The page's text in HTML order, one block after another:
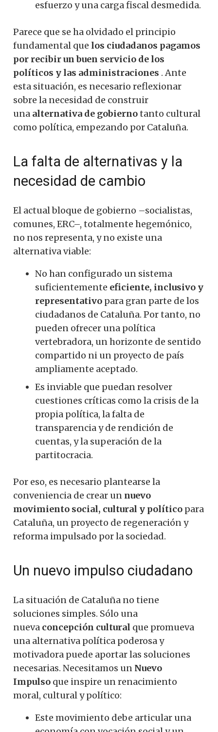
esfuerzo y una carga fiscal desmedida.
Parece que se ha olvidado el principio
fundamental que los ciudadanos pagamos
por recibir un buen servicio de los
políticos y las administraciones . Ante
esta situación, es necesario reflexionar
sobre la necesidad de construir
una alternativa de gobiernotanto cultural
como política, empezando por Cataluña.
La falta de alternativas y la
necesidad de cambio
El actual bloque de gobierno –socialistas,
comunes, ERC–, totalmente hegemónico,
no nos representa, y no existe una
alternativa viable:
No han configurado un sistema
suficientemente eficiente, inclusivo y
representativo para gran parte de los
ciudadanos de Cataluña. Por tanto, no
pueden ofrecer una política
vertebradora, un horizonte de sentido
compartido ni un proyecto de país
ampliamente aceptado.
Es inviable que puedan resolver
cuestiones críticas como la crisis de la
propia política, la falta de
transparencia y de rendición de
cuentas, y la superación de la
partitocracia.
Por eso, es necesario plantearse la
conveniencia de crear un nuevo
movimiento social, cultural y político para
Cataluña, un proyecto de regeneración y
reforma impulsado por la sociedad.
Un nuevo impulso ciudadano
La situación de Cataluña no tiene
soluciones simples. Sólo una
nueva concepción cultural que promueva
una alternativa política poderosa y
motivadora puede aportar las soluciones
necesarias. Necesitamos un Nuevo
Impulso que inspire un renacimiento
moral, cultural y político:
Este movimiento debe articular una